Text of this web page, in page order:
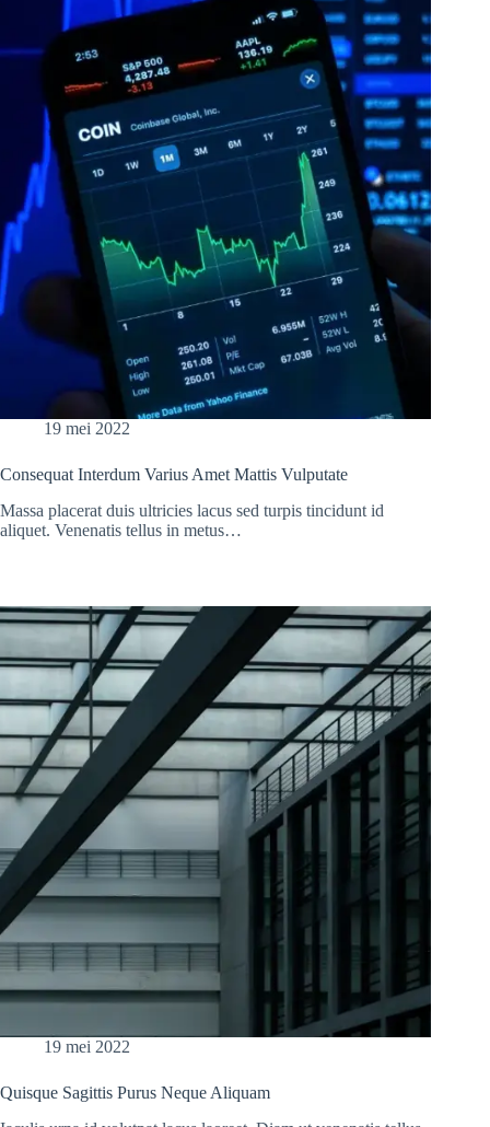
19 mei 2022
Consequat Interdum Varius Amet Mattis Vulputate
Massa placerat duis ultricies lacus sed turpis tincidunt id
aliquet. Venenatis tellus in metus…
19 mei 2022
Quisque Sagittis Purus Neque Aliquam